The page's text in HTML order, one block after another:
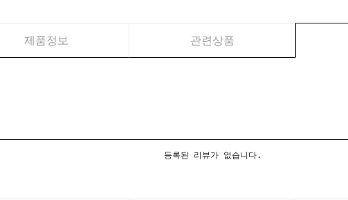
제품정보 관련상품
등록된 리뷰가 없습니다.